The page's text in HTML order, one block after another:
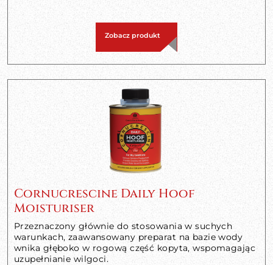
Zobacz produkt
Cornucrescine Daily Hoof
Moisturiser
Przeznaczony głównie do stosowania w suchych
warunkach, zaawansowany preparat na bazie wody
wnika głęboko w rogową część kopyta, wspomagając
uzupełnianie wilgoci.